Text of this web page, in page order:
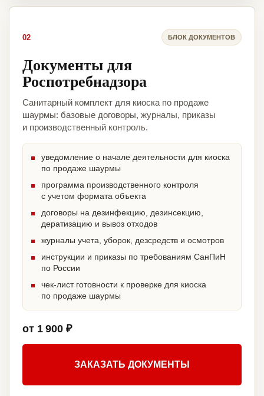
02 БЛОК ДОКУМЕНТОВ
Документы для
Роспотребнадзора
Санитарный комплект для киоска по продаже
шаурмы: базовые договоры, журналы, приказы
и производственный контроль.
уведомление о начале деятельности для киоска
по продаже шаурмы
программа производственного контроля
с учетом формата объекта
договоры на дезинфекцию, дезинсекцию,
дератизацию и вывоз отходов
журналы учета, уборок, дезсредств и осмотров
инструкции и приказы по требованиям СанПиН
по России
чек-лист готовности к проверке для киоска
по продаже шаурмы
от 1 900 ₽
ЗАКАЗАТЬ ДОКУМЕНТЫ